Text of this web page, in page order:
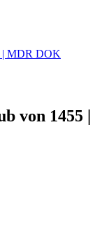
| MDR DOK
von 1455